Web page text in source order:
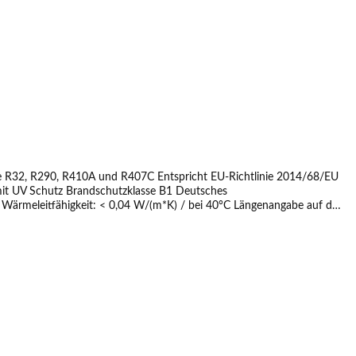
R290, R410A und R407C Entspricht EU-Richtlinie 2014/68/EU
UV Schutz Brandschutzklasse B1 Deutsches
< 0,04 W/(m*K) / bei 40°C Längenangabe auf der